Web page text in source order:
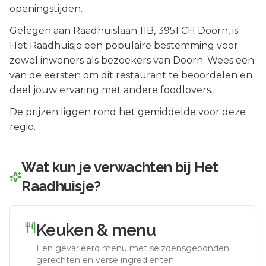
openingstijden.
Gelegen aan Raadhuislaan 11B, 3951 CH Doorn, is
Het Raadhuisje een populaire bestemming voor
zowel inwoners als bezoekers van Doorn. Wees een
van de eersten om dit restaurant te beoordelen en
deel jouw ervaring met andere foodlovers.
De prijzen liggen rond het gemiddelde voor deze
regio.
Wat kun je verwachten bij Het
Raadhuisje?
Keuken & menu
Een gevarieerd menu met seizoensgebonden
gerechten en verse ingrediënten.